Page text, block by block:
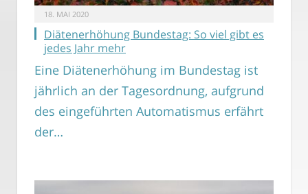
18. MAI 2020
Diätenerhöhung Bundestag: So viel gibt es
jedes Jahr mehr
Eine Diätenerhöhung im Bundestag ist
jährlich an der Tagesordnung, aufgrund
des eingeführten Automatismus erfährt
der…